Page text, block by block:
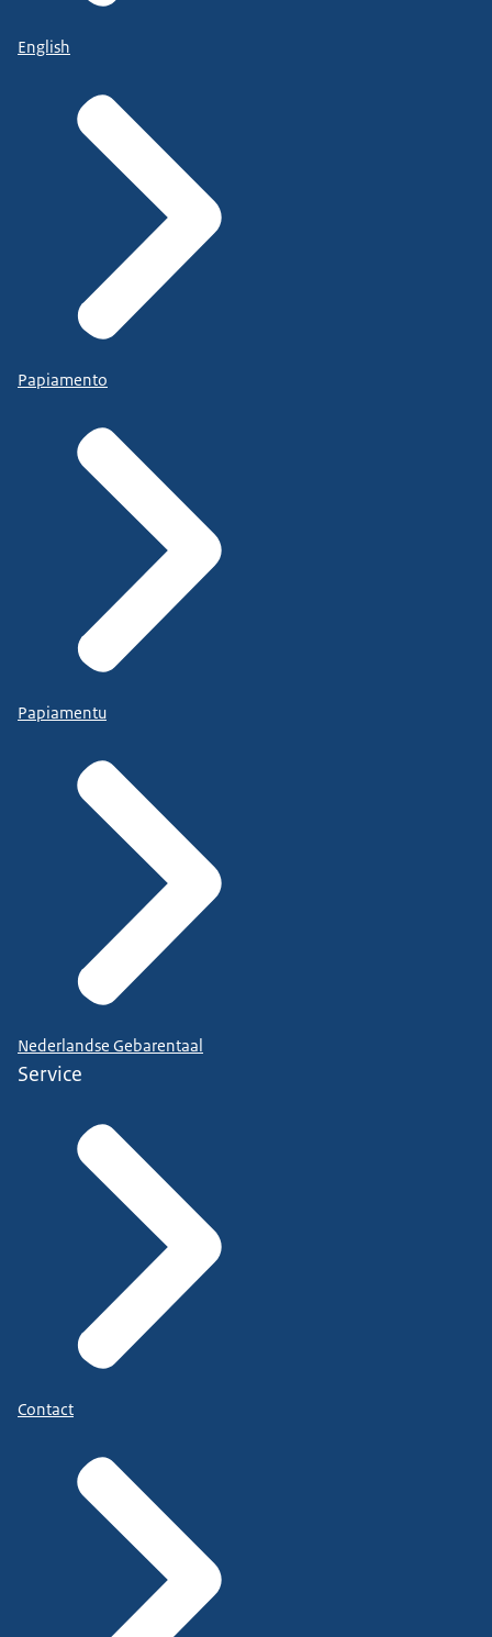
English
Papiamento
Papiamentu
Nederlandse Gebarentaal
Service
Contact